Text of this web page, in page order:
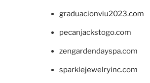
graduacionviu2023.com
pecanjackstogo.com
zengardendayspa.com
sparklejewelryinc.com